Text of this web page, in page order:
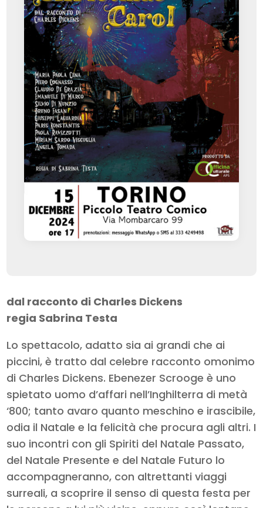
dal racconto di Charles Dickens
regia Sabrina Testa
Lo spettacolo, adatto sia ai grandi che ai
piccini, è tratto dal celebre racconto omonimo
di Charles Dickens. Ebenezer Scrooge è uno
spietato uomo d’affari nell’Inghilterra di metà
‘800; tanto avaro quanto meschino e irascibile,
odia il Natale e la felicità che procura agli altri. I
suo incontri con gli Spiriti del Natale Passato,
del Natale Presente e del Natale Futuro lo
accompagneranno, con altrettanti viaggi
surreali, a scoprire il senso di questa festa per